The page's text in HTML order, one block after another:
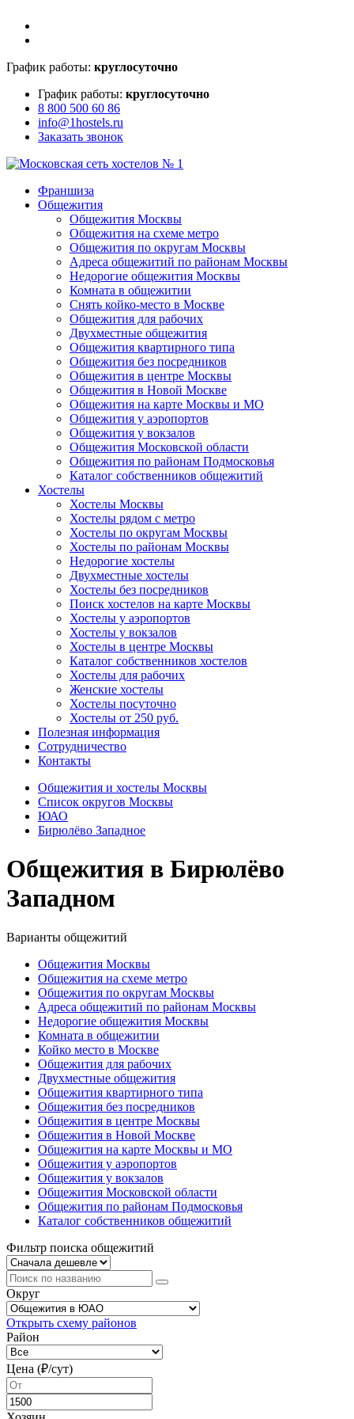
График работы: круглосуточно
График работы: круглосуточно
8 800 500 60 86
info@1hostels.ru
Заказать звонок
Франшиза
Общежития
Общежития Москвы
Общежития на схеме метро
Общежития по округам Москвы
Адреса общежитий по районам Москвы
Недорогие общежития Москвы
Комната в общежитии
Снять койко-место в Москве
Общежития для рабочих
Двухместные общежития
Общежития квартирного типа
Общежития без посредников
Общежития в центре Москвы
Общежития в Новой Москве
Общежития на карте Москвы и МО
Общежития у аэропортов
Общежития у вокзалов
Общежития Московской области
Общежития по районам Подмосковья
Каталог собственников общежитий
Хостелы
Хостелы Москвы
Хостелы рядом с метро
Хостелы по округам Москвы
Хостелы по районам Москвы
Недорогие хостелы
Двухместные хостелы
Хостелы без посредников
Поиск хостелов на карте Москвы
Хостелы у аэропортов
Хостелы у вокзалов
Хостелы в центре Москвы
Каталог собственников хостелов
Хостелы для рабочих
Женские хостелы
Хостелы посуточно
Хостелы от 250 руб.
Полезная информация
Сотрудничество
Контакты
Общежития и хостелы Москвы
Список округов Москвы
ЮАО
Бирюлёво Западное
Общежития в Бирюлёво
Западном
Варианты общежитий
Общежития Москвы
Общежития на схеме метро
Общежития по округам Москвы
Адреса общежитий по районам Москвы
Недорогие общежития Москвы
Комната в общежитии
Койко место в Москве
Общежития для рабочих
Двухместные общежития
Общежития квартирного типа
Общежития без посредников
Общежития в центре Москвы
Общежития в Новой Москве
Общежития на карте Москвы и МО
Общежития у аэропортов
Общежития у вокзалов
Общежития Московской области
Общежития по районам Подмосковья
Каталог собственников общежитий
Фильтр поиска общежитий
Округ
Открыть схему районов
Район
Цена (₽/cут)